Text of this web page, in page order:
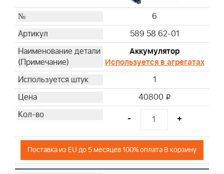
6
589 58 62-01
Аккумулятор
Используется в агрегатах
1
40800 i
- +
Поставка из EU до 5 месяцев 100% оплата В корзину